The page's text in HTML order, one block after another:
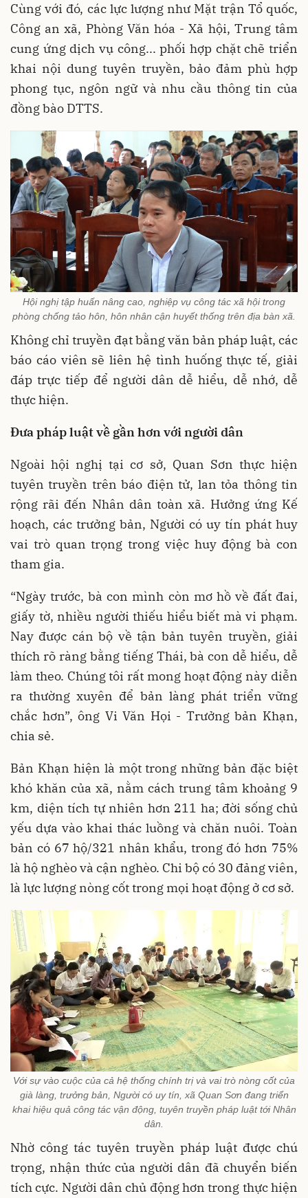
Cùng với đó, các lực lượng như Mặt trận Tổ quốc,
Công an xã, Phòng Văn hóa - Xã hội, Trung tâm
cung ứng dịch vụ công... phối hợp chặt chẽ triển
khai nội dung tuyên truyền, bảo đảm phù hợp
phong tục, ngôn ngữ và nhu cầu thông tin của
đồng bào DTTS.
Hội nghị tập huấn nâng cao, nghiệp vụ công tác xã hội trong
phòng chống tảo hôn, hôn nhân cận huyết thống trên địa bàn xã.
Không chỉ truyền đạt bằng văn bản pháp luật, các
báo cáo viên sẽ liên hệ tình huống thực tế, giải
đáp trực tiếp để người dân dễ hiểu, dễ nhớ, dễ
thực hiện.
Đưa pháp luật về gần hơn với người dân
Ngoài hội nghị tại cơ sở, Quan Sơn thực hiện
tuyên truyền trên báo điện tử, lan tỏa thông tin
rộng rãi đến Nhân dân toàn xã. Hưởng ứng Kế
hoạch, các trưởng bản, Người có uy tín phát huy
vai trò quan trọng trong việc huy động bà con
tham gia.
“Ngày trước, bà con mình còn mơ hồ về đất đai,
giấy tờ, nhiều người thiếu hiểu biết mà vi phạm.
Nay được cán bộ về tận bản tuyên truyền, giải
thích rõ ràng bằng tiếng Thái, bà con dễ hiểu, dễ
làm theo. Chúng tôi rất mong hoạt động này diễn
ra thường xuyên để bản làng phát triển vững
chắc hơn”, ông Vi Văn Họi - Trưởng bản Khạn,
chia sẻ.
Bản Khạn hiện là một trong những bản đặc biệt
khó khăn của xã, nằm cách trung tâm khoảng 9
km, diện tích tự nhiên hơn 211 ha; đời sống chủ
yếu dựa vào khai thác luồng và chăn nuôi. Toàn
bản có 67 hộ/321 nhân khẩu, trong đó hơn 75%
là hộ nghèo và cận nghèo. Chi bộ có 30 đảng viên,
là lực lượng nòng cốt trong mọi hoạt động ở cơ sở.
Với sự vào cuộc của cả hệ thống chính trị và vai trò nòng cốt của
già làng, trưởng bản, Người có uy tín, xã Quan Sơn đang triển
khai hiệu quả công tác vận động, tuyên truyền pháp luật tới Nhân
dân.
Nhờ công tác tuyên truyền pháp luật được chú
trọng, nhận thức của người dân đã chuyển biến
tích cực. Người dân chủ động hơn trong thực hiện